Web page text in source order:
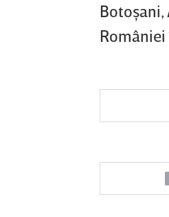
României